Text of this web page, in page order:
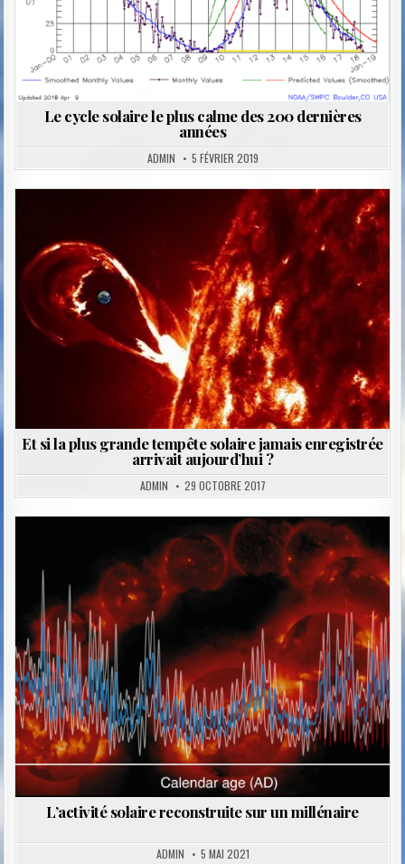
Le cycle solaire le plus calme des 200 dernières
années
ADMIN 5 FÉVRIER 2019
Et si la plus grande tempête solaire jamais enregistrée
arrivait aujourd’hui ?
ADMIN 29 OCTOBRE 2017
Posted
in
L’activité solaire reconstruite sur un millénaire
ADMIN 5 MAI 2021